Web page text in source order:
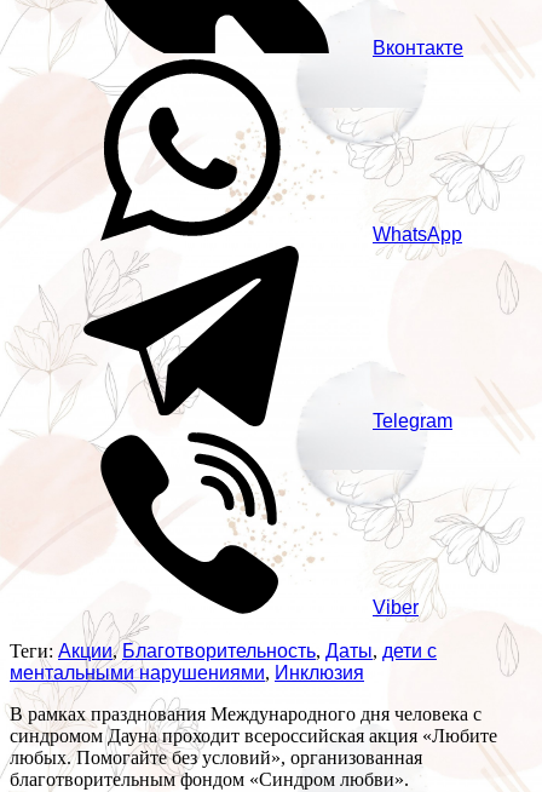
Вконтакте
WhatsApp
Telegram
Viber
Теги: Акции, Благотворительность, Даты, дети с
ментальными нарушениями, Инклюзия
В рамках празднования Международного дня человека с
синдромом Дауна проходит всероссийская акция «Любите
любых. Помогайте без условий», организованная
благотворительным фондом «Синдром любви».